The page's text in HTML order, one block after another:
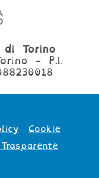
Torino
- P.I.
Cookie